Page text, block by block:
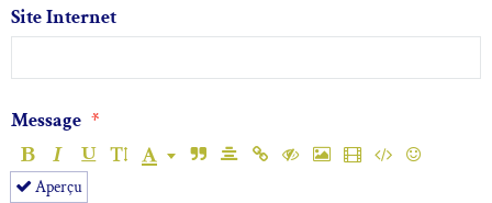
Site Internet
Message
Aperçu